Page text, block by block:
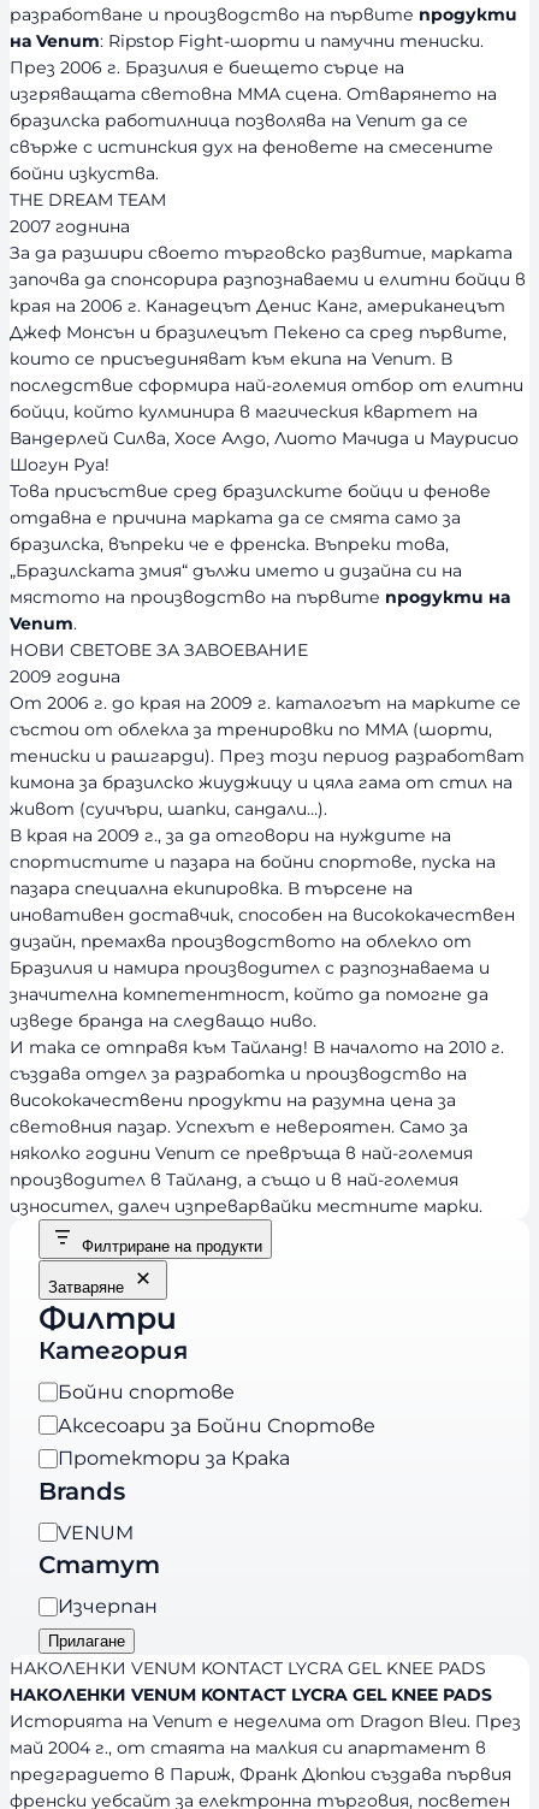
разработване и производство на първите продукти
на Venum: Ripstop Fight-шорти и памучни тениски.
През 2006 г. Бразилия е биещето сърце на
изгряващата световна ММА сцена. Отварянето на
бразилска работилница позволява на Venum да се
свърже с истинския дух на феновете на смесените
бойни изкуства.
THE DREAM TEAM
2007 годнина
За да разшири своето търговско развитие, марката
започва да спонсорира разпознаваеми и елитни бойци в
края на 2006 г. Канадецът Денис Канг, американецът
Джеф Монсън и бразилецът Пекено са сред първите,
които се присъединяват към екипа на Venum. В
последствие сформира най-големия отбор от елитни
бойци, който кулминира в магическия квартет на
Вандерлей Силва, Хосе Алдо, Лиото Мачида и Маурисио
Шогун Руа!
Това присъствие сред бразилските бойци и фенове
отдавна е причина марката да се смята само за
бразилска, въпреки че е френска. Въпреки това,
„Бразилската змия“ дължи името и дизайна си на
мястото на производство на първите продукти на
Venum.
НОВИ СВЕТОВЕ ЗА ЗАВОЕВАНИЕ
2009 година
От 2006 г. до края на 2009 г. каталогът на марките се
състои от облекла за тренировки по ММА (шорти,
тениски и рашгарди). През този период разработват
кимона за бразилско жиуджицу и цяла гама от стил на
живот (суичъри, шапки, сандали…).
В края на 2009 г., за да отговори на нуждите на
спортистите и пазара на бойни спортове, пуска на
пазара специална екипировка. В търсене на
иновативен доставчик, способен на висококачествен
дизайн, премахва производството на облекло от
Бразилия и намира производител с разпознаваема и
значителна компетентност, който да помогне да
изведе бранда на следващо ниво.
И така се отправя към Тайланд! В началото на 2010 г.
създава отдел за разработка и производство на
висококачествени продукти на разумна цена за
световния пазар. Успехът е невероятен. Само за
няколко години Venum се превръща в най-големия
производител в Тайланд, а също и в най-големия
износител, далеч изпреварвайки местните марки.
Филтриране на продукти
Затваряне
Филтри
Категория
К
а
т
е
о
р
и
я
Бойни спортове
Аксесоари за Бойни Спортове
Протектори за Крака
Brands
B
r
n
d
s
VENUM
Статут
Н
а
л
и
ч
н
о
Изчерпан
Прилагане
НАКОЛЕНКИ VENUM KONTACT LYCRA GEL KNEE PADS
НАКОЛЕНКИ VENUM KONTACT LYCRA GEL KNEE PADS
Историята на Venum е неделима от Dragon Bleu. През
май 2004 г., от стаята на малкия си апартамент в
предградието в Париж, Франк Дюпюи създава първия
френски уебсайт за електронна търговия, посветен